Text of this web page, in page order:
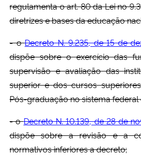
regulamenta o art. 80 da Lei no
diretrizes e bases da educação
- oDecreto N. 9.235, de 15 de
dispõe sobre o exercício das
supervisão e avaliação das
superior e dos cursos
Pós-graduação no sistema federal
- oDecreto N. 10.139, de 28 de
dispõe sobre a revisão e a
normativos inferiores a decreto;